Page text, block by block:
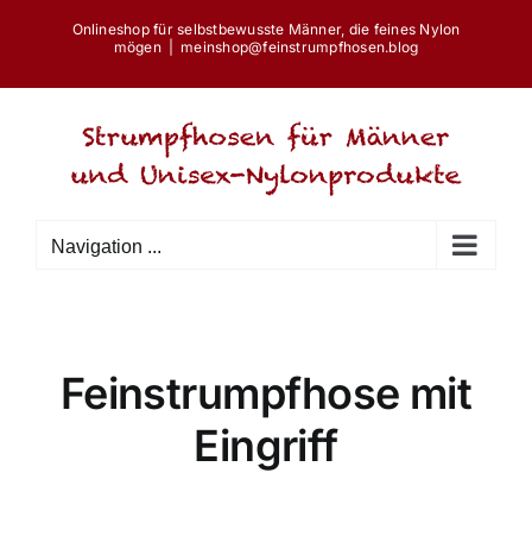
Onlineshop für selbstbewusste Männer, die feines Nylon
mögen
meinshop@feinstrumpfhosen.blog
Navigation ...
Feinstrumpfhose mit
Eingriff